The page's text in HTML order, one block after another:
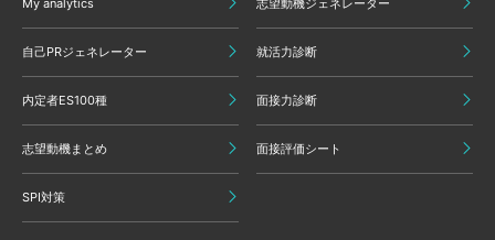
My analytics 志望動機ジェネレーター
自己PRジェネレーター 就活力診断
内定者ES100種 面接力診断
志望動機まとめ 面接評価シート
SPI対策